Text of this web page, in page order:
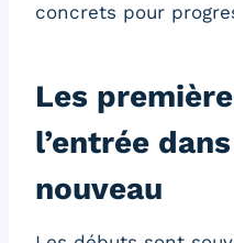
concrets pour
Les
l’entrée
nouveau